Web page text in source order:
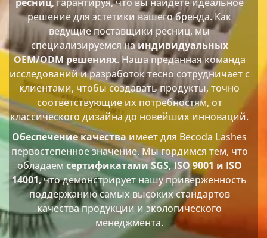
решение для эстетики вашего бренда. Как
ведущие поставщики ресниц, мы
специализируемся наиндивидуальных
OEM/ODM решениях. Наша преданная команда
исследований и разработок тесно сотрудничает с
клиентами, чтобы создавать продукты, точно
соответствующие их потребностям, от
классического дизайна до новейших инноваций.
Обеспечение качестваимеет для Becoda Lashes
первостепенное значение. Мы гордимся тем, что
обладаем сертификатами SGS, ISO 9001 и ISO
14001, что демонстрирует нашу приверженность
поддержанию самых высоких стандартов
качества продукции и экологического
менеджмента.